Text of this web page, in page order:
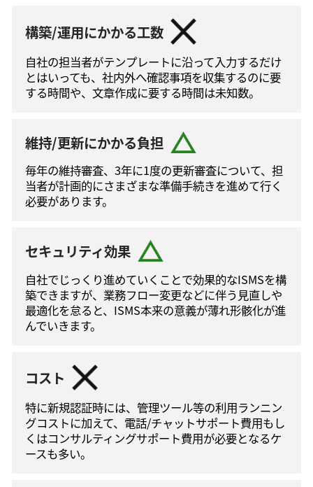
構築/運用にかかる工数
自社の担当者がテンプレートに沿って⼊⼒するだけ
とはいっても、社内外へ確認事項を収集するのに要
する時間や、文章作成に要する時間は未知数。
維持/更新にかかる負担
毎年の維持審査、3年に1度の更新審査について、担
当者が計画的にさまざまな準備手続きを進めて⾏く
必要があります。
セキュリティ効果
自社でじっくり進めていくことで効果的なISMSを構
築できますが、業務フロー変更などに伴う⾒直しや
最適化を怠ると、ISMS本来の意義が薄れ形骸化が進
んでいきます。
コスト
特に新規認証時には、管理ツール等の利⽤ランニン
グコストに加えて、電話/チャットサポート費⽤もし
くはコンサルティングサポート費⽤が必要となるケ
ースも多い。